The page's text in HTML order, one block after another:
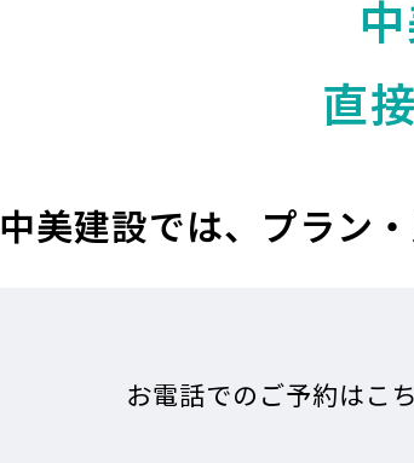
直
中美建設では、プラン・
お電話でのご予約はこ